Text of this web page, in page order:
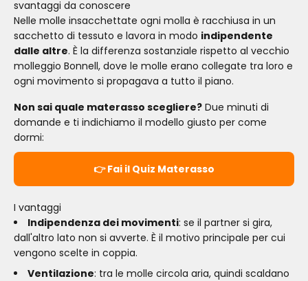
svantaggi da conoscere
Nelle molle insacchettate ogni molla è racchiusa in un
sacchetto di tessuto e lavora in modo indipendente
dalle altre. È la differenza sostanziale rispetto al vecchio
molleggio Bonnell, dove le molle erano collegate tra loro e
ogni movimento si propagava a tutto il piano.
Non sai quale materasso scegliere? Due minuti di
domande e ti indichiamo il modello giusto per come
dormi:
👉 Fai il Quiz Materasso
I vantaggi
Indipendenza dei movimenti: se il partner si gira,
dall'altro lato non si avverte. È il motivo principale per cui
vengono scelte in coppia.
Ventilazione: tra le molle circola aria, quindi scaldano